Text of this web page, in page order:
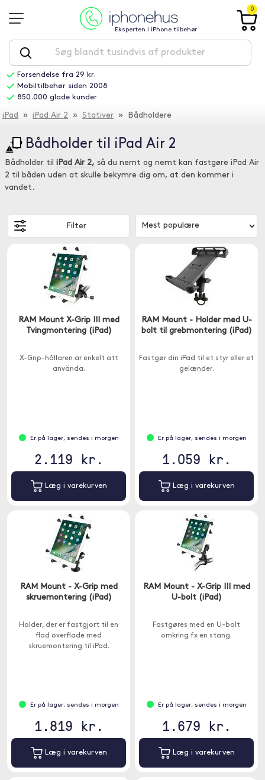
Eksperten i iPhone tilbehør
0
Forsendelse fra 29 kr.
Mobiltilbehør siden 2008
850.000 glade kunder
iPad » iPad Air 2 » Stativer » Bådholdere
Bådholder til iPad Air 2
Bådholder til iPad Air 2, så du nemt og nemt kan fastgøre iPad Air
2 til båden uden at skulle bekymre dig om, at den kommer i
vandet.
Filter
RAM Mount X-Grip III med
Tvingmontering (iPad)
X-Grip-hållaren är enkelt att
använda.
Er på lager, sendes i morgen
2.119 kr.
Læg i varekurven
RAM Mount - Holder med U-
bolt til grebmontering (iPad)
Fastgør din iPad til et styr eller et
gelænder.
Er på lager, sendes i morgen
1.059 kr.
Læg i varekurven
RAM Mount - X-Grip med
skruemontering (iPad)
Holder, der er fastgjort til en
flad overflade med
skruemontering til iPad.
Er på lager, sendes i morgen
1.819 kr.
Læg i varekurven
RAM Mount - X-Grip III med
U-bolt (iPad)
Fastgøres med en U-bolt
omkring fx en stang.
Er på lager, sendes i morgen
1.679 kr.
Læg i varekurven